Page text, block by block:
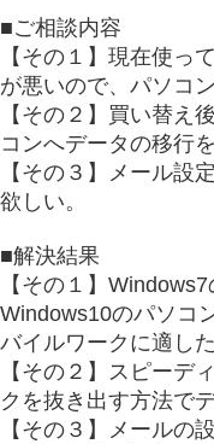
■ご相談内容
【その１】現在使っ
が悪いので、パソコ
【その２】買い替え
コンへデータの移行
【その３】メール設
欲しい。
■解決結果
【その１】
Windows10のパソコ
バイルワークに適し
【その２】スピーデ
クを抜き出す方法で
【その３】メールの